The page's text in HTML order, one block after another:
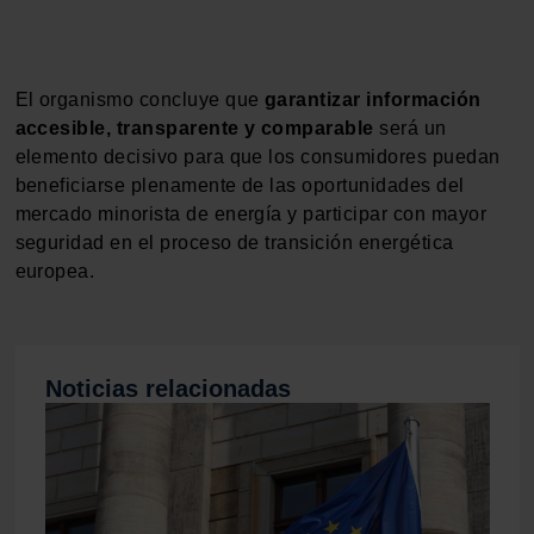
partir del uso que haya hecho de sus servicios.
El organismo concluye que garantizar información
accesible, transparente y comparable será un
elemento decisivo para que los consumidores puedan
beneficiarse plenamente de las oportunidades del
mercado minorista de energía y participar con mayor
seguridad en el proceso de transición energética
europea.
Noticias relacionadas